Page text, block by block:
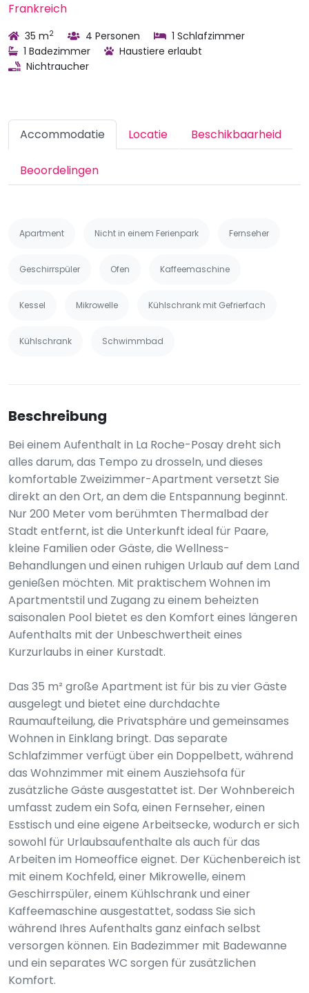
Frankreich
35 m2 4 Personen
1 Schlafzimmer
1 Badezimmer
Haustiere erlaubt
Nichtraucher
Accommodatie Locatie Beschikbaarheid
Beoordelingen
Apartment Nicht in einem Ferienpark Fernseher
Geschirrspüler Ofen Kaffeemaschine
Kessel Mikrowelle Kühlschrank mit Gefrierfach
Kühlschrank Schwimmbad
Beschreibung
Bei einem Aufenthalt in La Roche-Posay dreht sich
alles darum, das Tempo zu drosseln, und dieses
komfortable Zweizimmer-Apartment versetzt Sie
direkt an den Ort, an dem die Entspannung beginnt.
Nur 200 Meter vom berühmten Thermalbad der
Stadt entfernt, ist die Unterkunft ideal für Paare,
kleine Familien oder Gäste, die Wellness-
Behandlungen und einen ruhigen Urlaub auf dem Land
genießen möchten. Mit praktischem Wohnen im
Apartmentstil und Zugang zu einem beheizten
saisonalen Pool bietet es den Komfort eines längeren
Aufenthalts mit der Unbeschwertheit eines
Kurzurlaubs in einer Kurstadt.
Das 35 m² große Apartment ist für bis zu vier Gäste
ausgelegt und bietet eine durchdachte
Raumaufteilung, die Privatsphäre und gemeinsames
Wohnen in Einklang bringt. Das separate
Schlafzimmer verfügt über ein Doppelbett, während
das Wohnzimmer mit einem Ausziehsofa für
zusätzliche Gäste ausgestattet ist. Der Wohnbereich
umfasst zudem ein Sofa, einen Fernseher, einen
Esstisch und eine eigene Arbeitsecke, wodurch er sich
sowohl für Urlaubsaufenthalte als auch für das
Arbeiten im Homeoffice eignet. Der Küchenbereich ist
mit einem Kochfeld, einer Mikrowelle, einem
Geschirrspüler, einem Kühlschrank und einer
Kaffeemaschine ausgestattet, sodass Sie sich
während Ihres Aufenthalts ganz einfach selbst
versorgen können. Ein Badezimmer mit Badewanne
und ein separates WC sorgen für zusätzlichen
Komfort.